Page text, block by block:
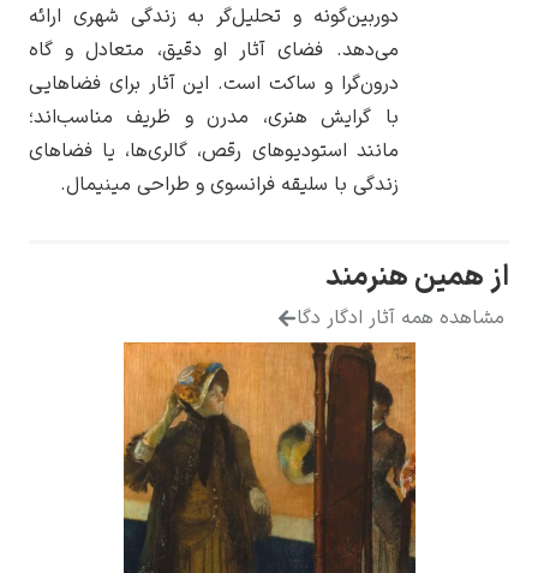
دوربین‌گونه و تحلیل‌گر به زندگی شهری ارائه
می‌دهد. فضای آثار او دقیق، متعادل و گاه
درون‌گرا و ساکت است. این آثار برای فضاهایی
با گرایش هنری، مدرن و ظریف مناسب‌اند؛
مانند استودیوهای رقص، گالری‌ها، یا فضاهای
زندگی با سلیقه فرانسوی و طراحی مینیمال.
هنرمند
همه آثار ادگار دگا